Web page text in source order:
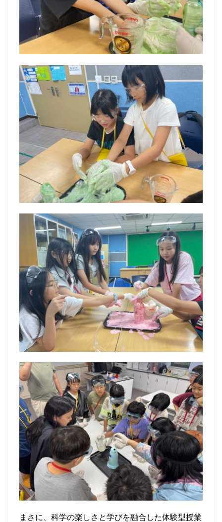
まさに、科学の楽しさと学びを融合した体験型授業